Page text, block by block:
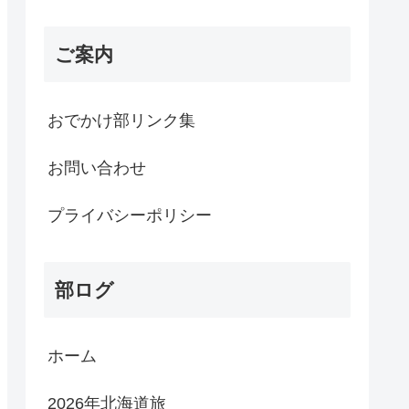
ご案内
おでかけ部リンク集
お問い合わせ
プライバシーポリシー
部ログ
ホーム
2026年北海道旅